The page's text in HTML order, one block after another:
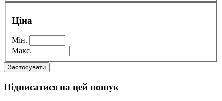
Ціна
Мін.
Макс.
Застосувати
Підписатися на цей пошук